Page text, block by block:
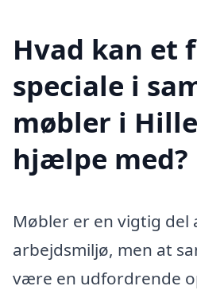
Hvad kan et
speciale i
møbler i
hjælpe med?
Møbler er en vigtig del
arbejdsmiljø, men at
være en udfordrende